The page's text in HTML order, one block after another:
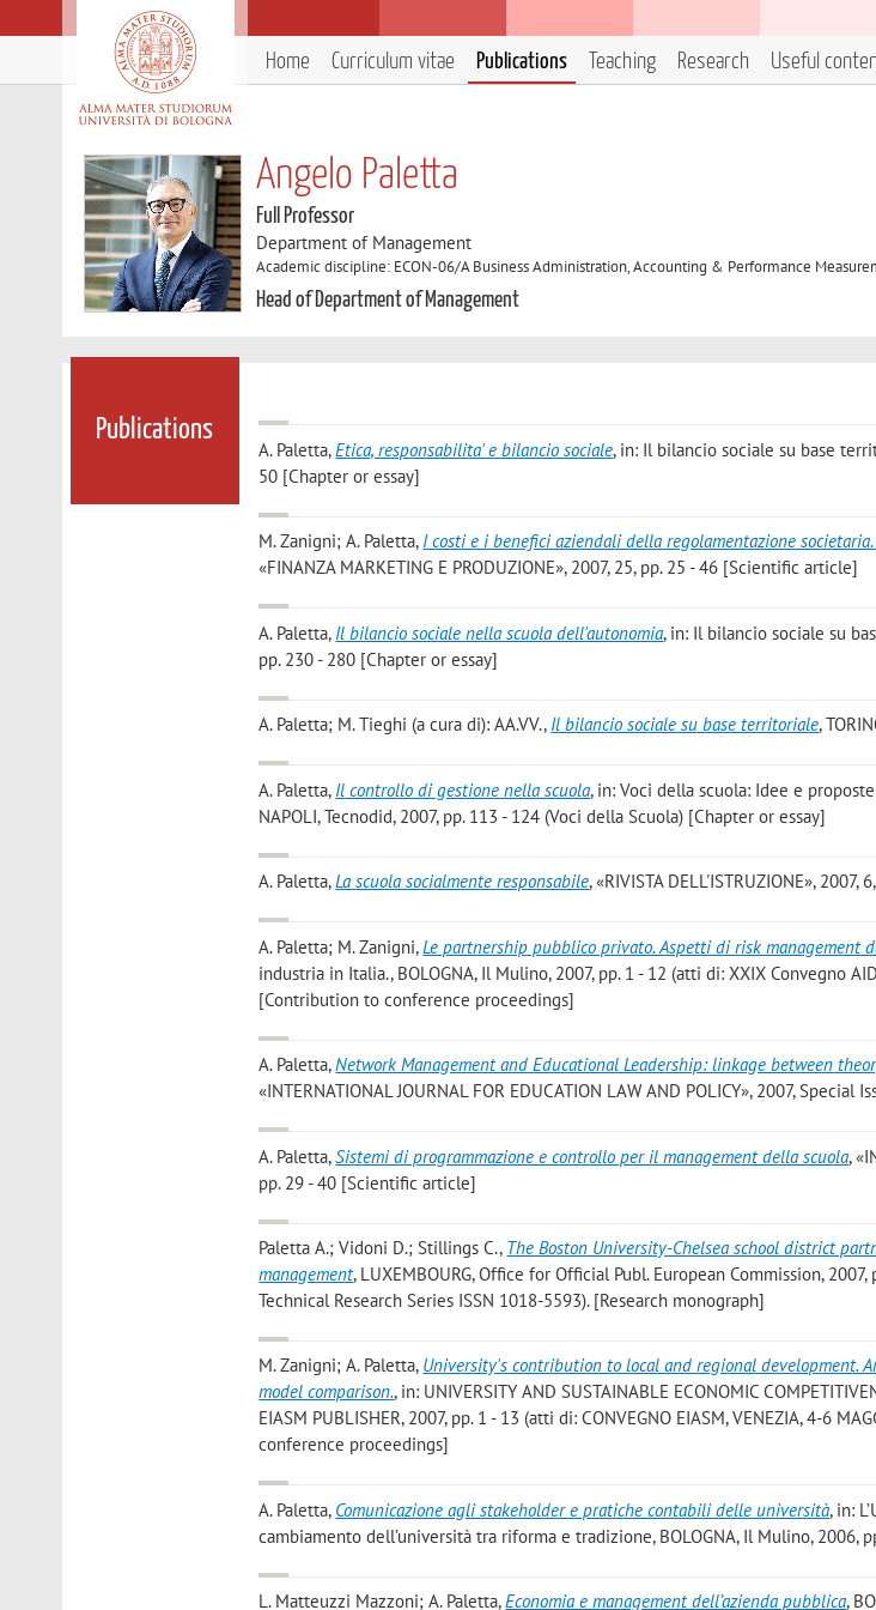
Home Curriculum vitae Publications Teaching Research Useful
Angelo Paletta
Full Professor
Department of Management
Academic discipline: ECON-06/A Business Administration, Accounting & Performance
Head of Department of Management
Publications
A. Paletta,Etica, responsabilita' e bilancio sociale, in: Il bilancio sociale su base
50 [Chapter or essay]
M. Zanigni; A. Paletta, I costi e i benefici aziendali della regolamentazione
«FINANZA MARKETING E PRODUZIONE», 2007, 25, pp. 25 - 46 [Scientific article]
A. Paletta, Il bilancio sociale nella scuola dell'autonomia, in: Il bilancio sociale su
pp. 230 - 280 [Chapter or essay]
A. Paletta; M. Tieghi (a cura di): AA.VV., Il bilancio sociale su base territoriale,
A. Paletta, Il controllo di gestione nella scuola, in: Voci della scuola: Idee e
NAPOLI, Tecnodid, 2007, pp. 113 - 124 (Voci della Scuola) [Chapter or essay]
A. Paletta,La scuola socialmente responsabile, «RIVISTA DELL'ISTRUZIONE»,
A. Paletta; M. Zanigni,Le partnership pubblico privato. Aspetti di risk management
industria in Italia., BOLOGNA, Il Mulino, 2007, pp. 1 - 12 (atti di: XXIX Convegno
[Contribution to conference proceedings]
A. Paletta,Network Management and Educational Leadership: linkage between
«INTERNATIONAL JOURNAL FOR EDUCATION LAW AND POLICY», 2007,
A. Paletta,Sistemi di programmazione e controllo per il management della scuola,
pp. 29 - 40 [Scientific article]
Paletta A.; Vidoni D.; Stillings C., The Boston University-Chelsea school district
management, LUXEMBOURG, Office for Official Publ. European Commission,
Technical Research Series ISSN 1018-5593). [Research monograph]
M. Zanigni; A. Paletta, University's contribution to local and regional development.
model comparison., in: UNIVERSITY AND SUSTAINABLE ECONOMIC
EIASM PUBLISHER, 2007, pp. 1 - 13 (atti di: CONVEGNO EIASM, VENEZIA, 4-6
conference proceedings]
A. Paletta, Comunicazione agli stakeholder e pratiche contabili delle università, in:
cambiamento dell’università tra riforma e tradizione, BOLOGNA, Il Mulino, 2006,
L. Matteuzzi Mazzoni; A. Paletta,Economia e management dell’azienda pubblica,